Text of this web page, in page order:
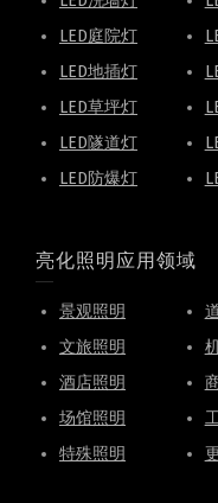
LED庭院灯
LED地插灯
LED草坪灯
LED隧道灯
LED防爆灯
亮化照明应用领域
景观照明
文旅照明
酒店照明
场馆照明
特殊照明